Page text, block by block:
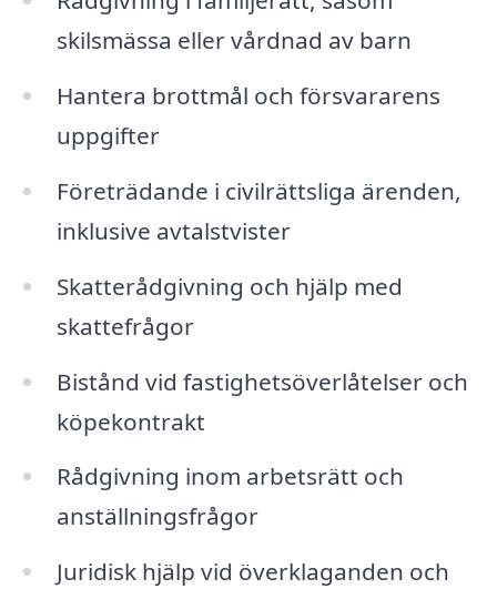
skilsmässa eller vårdnad av barn
Hantera brottmål och försvararens
uppgifter
Företrädande i civilrättsliga ärenden,
inklusive avtalstvister
Skatterådgivning och hjälp med
skattefrågor
Bistånd vid fastighetsöverlåtelser och
köpekontrakt
Rådgivning inom arbetsrätt och
anställningsfrågor
Juridisk hjälp vid överklaganden och